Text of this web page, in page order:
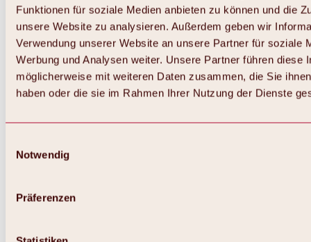
Funktionen für soziale Medien anbieten zu können und die
unsere Website zu analysieren. Außerdem geben wir
Verwendung unserer Website an unsere Partner für soziale
Werbung und Analysen weiter. Unsere Partner führen diese
möglicherweise mit weiteren Daten zusammen, die Sie
haben oder die sie im Rahmen Ihrer Nutzung der Dienste
Notwendig
Präferenzen